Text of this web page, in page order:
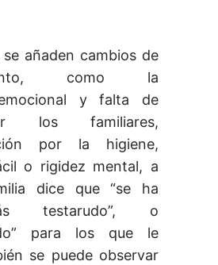
añaden cambios de
como la
y falta de
los familiares,
por la higiene,
o rigidez mental, a
dice que “se ha
testarudo”, o
para los que le
se puede observar